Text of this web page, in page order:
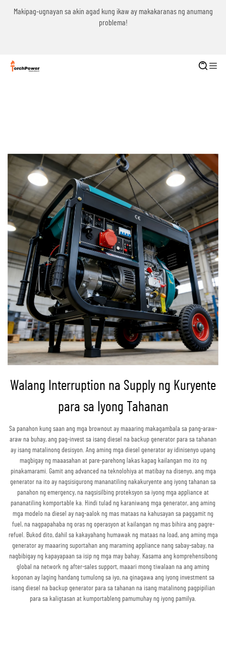
Makipag-ugnayan sa akin agad kung ikaw ay makakaranas ng anumang
problema!
Walang Interruption na Supply ng Kuryente
para sa Iyong Tahanan
Sa panahon kung saan ang mga brownout ay maaaring makagambala sa pang-araw-
araw na buhay, ang pag-invest sa isang diesel na backup generator para sa tahanan
ay isang matalinong desisyon. Ang aming mga diesel generator ay idinisenyo upang
magbigay ng maaasahan at pare-parehong lakas kapag kailangan mo ito ng
pinakamarami. Gamit ang advanced na teknolohiya at matibay na disenyo, ang mga
generator na ito ay nagsisigurong mananatiling nakakuryente ang iyong tahanan sa
panahon ng emergency, na nagsisilbing proteksyon sa iyong mga appliance at
pananatiling komportable ka. Hindi tulad ng karaniwang mga generator, ang aming
mga modelo na diesel ay nag-aalok ng mas mataas na kahusayan sa paggamit ng
fuel, na nagpapahaba ng oras ng operasyon at kailangan ng mas bihira ang pagre-
refuel. Bukod dito, dahil sa kakayahang humawak ng mataas na load, ang aming mga
generator ay maaaring suportahan ang maraming appliance nang sabay-sabay, na
nagbibigay ng kapayapaan sa isip ng mga may bahay. Kasama ang komprehensibong
global na network ng after-sales support, maaari mong tiwalaan na ang aming
koponan ay laging handang tumulong sa iyo, na ginagawa ang iyong investment sa
isang diesel na backup generator para sa tahanan na isang matalinong pagpipilian
para sa kaligtasan at kumportableng pamumuhay ng iyong pamilya.